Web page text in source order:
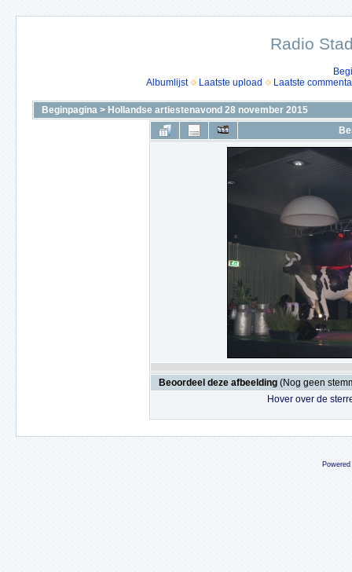
Radio
Albumlijst
Laatste upload Laatste
Beginpagina > Hollandse artiestenavond 28 november 2015
Beoordeel deze afbeelding (Nog geen
Hover over de